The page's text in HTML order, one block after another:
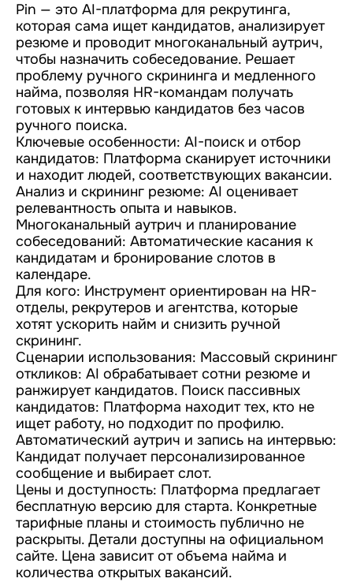
Pin — это AI-платформа для рекрутинга,
которая сама ищет кандидатов, анализирует
резюме и проводит многоканальный аутрич,
чтобы назначить собеседование. Решает
проблему ручного скрининга и медленного
найма, позволяя HR-командам получать
готовых к интервью кандидатов без часов
ручного поиска.
Ключевые особенности: AI-поиск и отбор
кандидатов: Платформа сканирует источники
и находит людей, соответствующих вакансии.
Анализ и скрининг резюме: AI оценивает
релевантность опыта и навыков.
Многоканальный аутрич и планирование
собеседований: Автоматические касания к
кандидатам и бронирование слотов в
календаре.
Для кого: Инструмент ориентирован на HR-
отделы, рекрутеров и агентства, которые
хотят ускорить найм и снизить ручной
скрининг.
Сценарии использования: Массовый скрининг
откликов: AI обрабатывает сотни резюме и
ранжирует кандидатов. Поиск пассивных
кандидатов: Платформа находит тех, кто не
ищет работу, но подходит по профилю.
Автоматический аутрич и запись на интервью:
Кандидат получает персонализированное
сообщение и выбирает слот.
Цены и доступность: Платформа предлагает
бесплатную версию для старта. Конкретные
тарифные планы и стоимость публично не
раскрыты. Детали доступны на официальном
сайте. Цена зависит от объема найма и
количества открытых вакансий.